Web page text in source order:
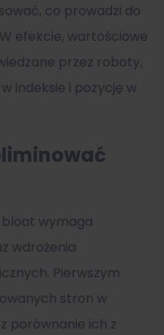
co prowadzi do
efekcie, wartościowe
przez roboty,
indeksie i pozycję w
bloat wymaga
wdrożenia
Pierwszym
stron w
porównanie ich z